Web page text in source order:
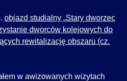
objazd studialny „Stary dworzec
dworców kolejowych do
rewitalizację obszaru (cz.
w awizowanych wizytach